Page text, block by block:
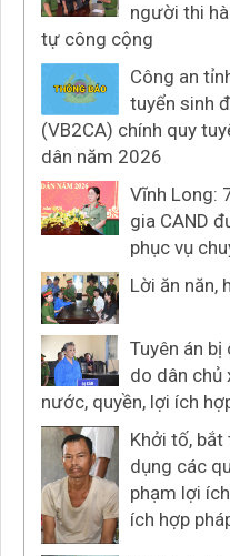
người thi
tự công cộng
Công an
tuyển sinh
(VB2CA) chính quy
dân năm 2026
Vĩnh Long:
gia CAND
phục vụ
Lời ăn năn,
Tuyên án
do dân chủ
nước, quyền, lợi ích
Khởi tố,
dụng các
phạm lợi
ích hợp